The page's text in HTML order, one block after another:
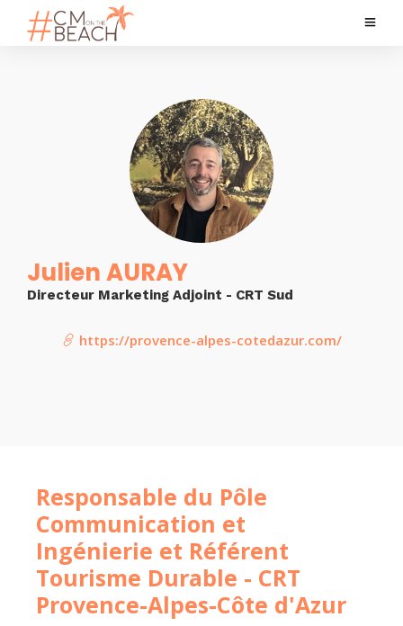
Julien AURAY
Directeur Marketing Adjoint - CRT Sud
https://provence-alpes-cotedazur.com/
Responsable du Pôle
Communication et
Ingénierie et Référent
Tourisme Durable - CRT
Provence-Alpes-Côte d'Azur